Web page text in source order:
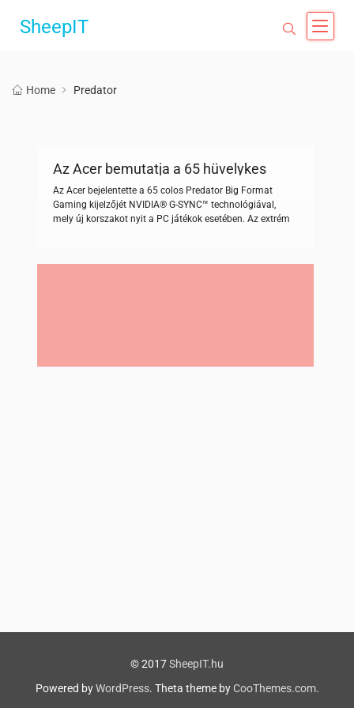
SheepIT
Home Predator
Az Acer bemutatja a 65 hüvelykes
Predator monitort
Az Acer bejelentette a 65 colos Predator Big Format
Gaming kijelzőjét NVIDIA® G-SYNC™ technológiával,
mely új korszakot nyit a PC játékok esetében. Az extrém
testvérei, integrálja az NVIDIA SHIELD™ streaming
© 2017SheepIT.hu
Powered byWordPress. Theta theme by CooThemes.com.